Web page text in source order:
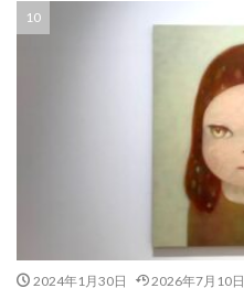
2024年1月30日 2026年7月10日